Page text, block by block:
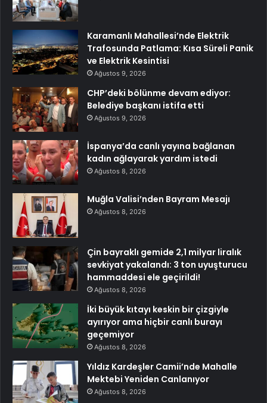
Karamanlı Mahallesi’nde Elektrik
Trafosunda Patlama: Kısa Süreli Panik
ve Elektrik Kesintisi
Ağustos 9, 2026
CHP’deki bölünme devam ediyor:
Belediye başkanı istifa etti
Ağustos 9, 2026
İspanya’da canlı yayına bağlanan
kadın ağlayarak yardım istedi
Ağustos 8, 2026
Muğla Valisi’nden Bayram Mesajı
Ağustos 8, 2026
Çin bayraklı gemide 2,1 milyar liralık
sevkiyat yakalandı: 3 ton uyuşturucu
hammaddesi ele geçirildi!
Ağustos 8, 2026
İki büyük kıtayı keskin bir çizgiyle
ayırıyor ama hiçbir canlı burayı
geçemiyor
Ağustos 8, 2026
Yıldız Kardeşler Camii’nde Mahalle
Mektebi Yeniden Canlanıyor
Ağustos 8, 2026